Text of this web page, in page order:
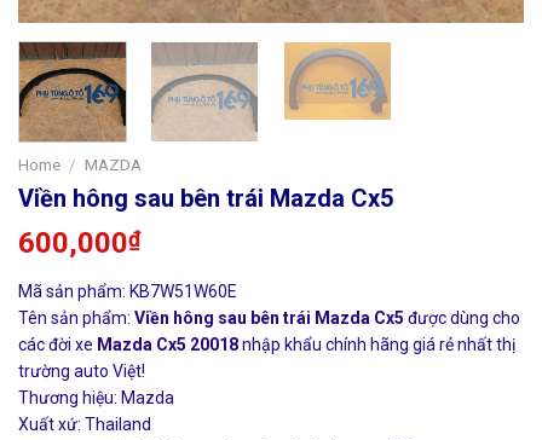
Home / MAZDA
Viền hông sau bên trái Mazda Cx5
600,000₫
Mã sản phẩm: KB7W51W60E
Tên sản phẩm: Viền hông sau bên trái Mazda Cx5 được dùng cho
các đời xe Mazda Cx5 20018nhập khẩu chính hãng giá rẻ nhất thị
trường auto Việt!
Thương hiệu: Mazda
Xuất xứ: Thailand